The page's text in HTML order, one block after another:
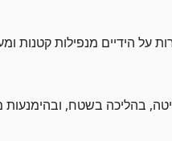
על הידיים מנפילות קטנות
בהליכה בשטח,